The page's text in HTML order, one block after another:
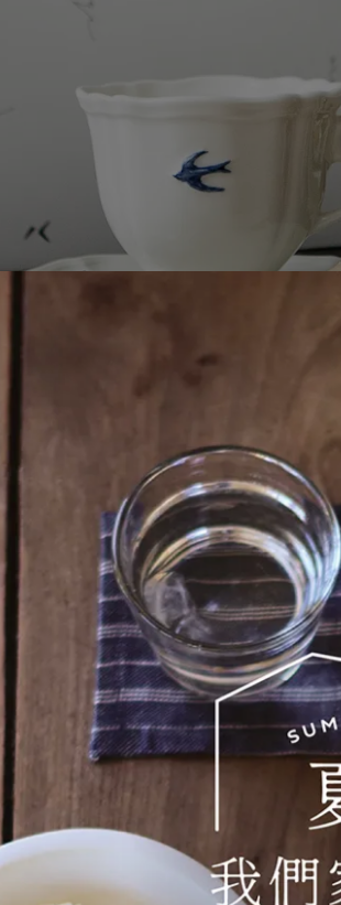
克杯或咖啡杯的第一考量，其次則是與日
家電等。
一款真正契合自己風格的杯子，能讓每一
，還是活潑有趣的圖案，都是個人品味的
色是否與家居風格協調，若是用於特定場
系列杯子，讓整體氛圍更和諧。